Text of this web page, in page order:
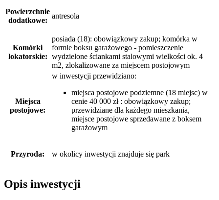
Powierzchnie
dodatkowe:
antresola
Komórki
lokatorskie:
posiada (18): obowiązkowy zakup; komórka w
formie boksu garażowego - pomieszczenie
wydzielone ściankami stalowymi wielkości ok. 4
m2, zlokalizowane za miejscem postojowym
Miejsca
postojowe:
w inwestycji przewidziano:
miejsca postojowe podziemne (18 miejsc) w
cenie 40 000 zł : obowiązkowy zakup;
przewidziane dla każdego mieszkania,
miejsce postojowe sprzedawane z boksem
garażowym
Przyroda: w okolicy inwestycji znajduje się park
Opis inwestycji